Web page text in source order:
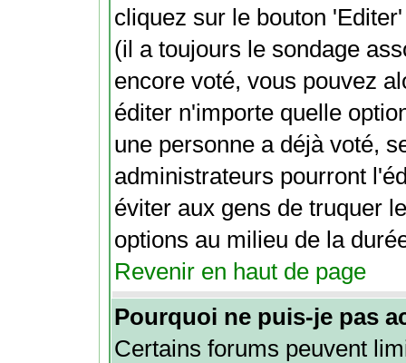
cliquez sur le bouton
(il a toujours le sondage
encore voté, vous pouvez
éditer n'importe quelle
une personne a déjà voté,
administrateurs pourront
éviter aux gens de truquer
options au milieu de la
Revenir en haut de page
Pourquoi ne puis-je pas
Certains forums peuvent